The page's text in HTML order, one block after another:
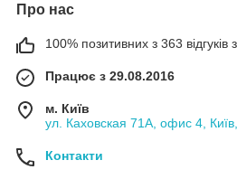
Про нас
100% позитивних з 363 відгуків
Працює з 29.08.2016
м. Київ
ул. Каховская 71А, офис 4,
Контакти